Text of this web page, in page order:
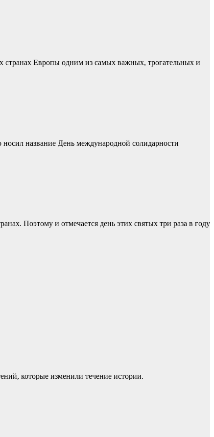
Европы одним из самых важных, трогательных и
название День международной солидарности
Поэтому и отмечается день этих святых три раза в году
которые изменили течение истории.